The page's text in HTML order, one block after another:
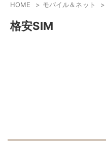
HOME モバイル＆ネット
格安SIM